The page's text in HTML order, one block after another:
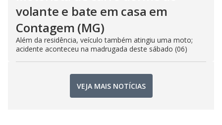
volante e bate em casa em
Contagem (MG)
Além da residência, veículo também atingiu uma moto;
acidente aconteceu na madrugada deste sábado (06)
VEJA MAIS NOTÍCIAS